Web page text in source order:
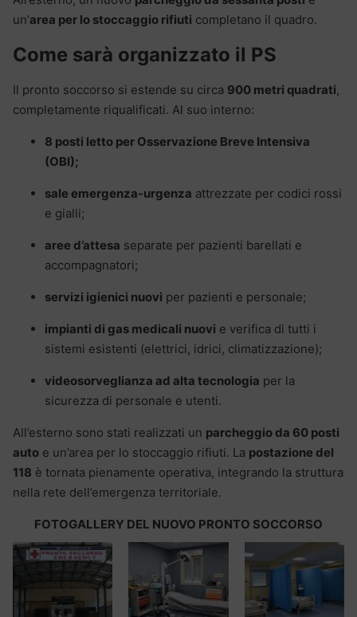
un’area per lo stoccaggio rifiuti completano il quadro.
Come sarà organizzato il PS
Il pronto soccorso si estende su circa 900 metri quadrati,
completamente riqualificati. Al suo interno:
8 posti letto per Osservazione Breve Intensiva
(OBI);
sale emergenza-urgenza attrezzate per codici rossi
e gialli;
aree d’attesa separate per pazienti barellati e
accompagnatori;
servizi igienici nuovi per pazienti e personale;
impianti di gas medicali nuovi e verifica di tutti i
sistemi esistenti (elettrici, idrici, climatizzazione);
videosorveglianza ad alta tecnologia per la
sicurezza di personale e utenti.
All’esterno sono stati realizzati un parcheggio da 60 posti
auto e un’area per lo stoccaggio rifiuti. La postazione del
118 è tornata pienamente operativa, integrando la struttura
nella rete dell’emergenza territoriale.
FOTOGALLERY DEL NUOVO PRONTO SOCCORSO